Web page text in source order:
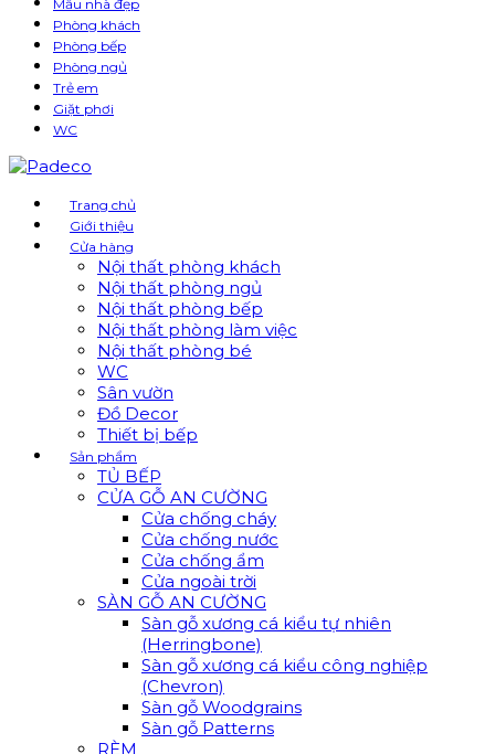
Mẫu nhà đẹp
Phòng khách
Phòng bếp
Phòng ngủ
Trẻ em
Giặt phơi
WC
Trang chủ
Giới thiệu
Cửa hàng
Nội thất phòng khách
Nội thất phòng ngủ
Nội thất phòng bếp
Nội thất phòng làm việc
Nội thất phòng bé
WC
Sân vườn
Đồ Decor
Thiết bị bếp
Sản phẩm
TỦ BẾP
CỬA GỖ AN CƯỜNG
Cửa chống cháy
Cửa chống nước
Cửa chống ẩm
Cửa ngoài trời
SÀN GỖ AN CƯỜNG
Sàn gỗ xương cá kiểu tự nhiên
(Herringbone)
Sàn gỗ xương cá kiểu công nghiệp
(Chevron)
Sàn gỗ Woodgrains
Sàn gỗ Patterns
RÈM